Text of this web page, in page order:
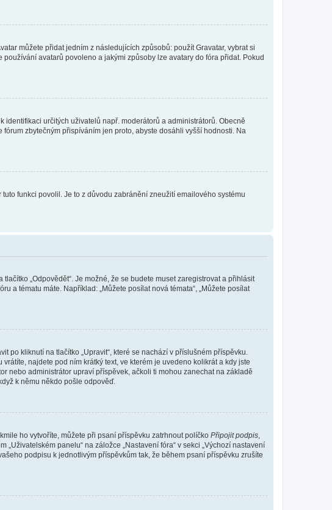
můžete přidat jedním z následujících způsobů: použít Gravatar, vybrat si
avatarů povoleno a jakými způsoby lze avatary do fóra přidat. Pokud
určitých uživatelů např. moderátorů a administrátorů. Obecně
zbytečným přispíváním jen proto, abyste dosáhli vyšší hodnosti. Na
funkci povolil. Je to z důvodu zabránění zneužití emailového systému
„Odpovědět“. Je možné, že se budete muset zaregistrovat a přihlásit
a tématu máte. Například: „Můžete posílat nová témata“, „Můžete posílat
po kliknutí na tlačítko „Upravit“, které se nachází v příslušném příspěvku.
najdete pod ním krátký text, ve kterém je uvedeno kolikrát a kdy jste
nebo administrátor upraví příspěvek, ačkoli ti mohou zanechat na základě
k němu někdo pošle odpověď.
ho vytvoříte, můžete při psaní příspěvku zatrhnout políčko Připojit podpis,
panelu“ na záložce „Nastavení fóra“ v sekci „Výchozí nastavení
podpisu k jednotlivým příspěvkům tak, že během psaní příspěvku zrušíte